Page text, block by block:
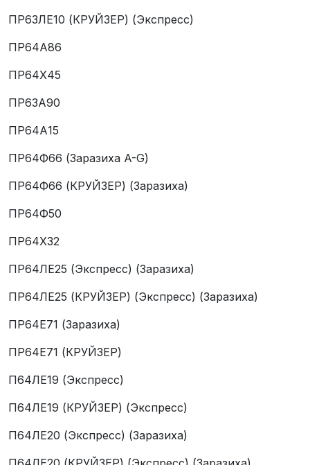
ПР63ЛЕ10 (КРУЙЗЕР) (Экспресс)
ПР64А86
ПР64Х45
ПР63А90
ПР64А15
ПР64Ф66 (Заразиха A-G)
ПР64Ф66 (КРУЙЗЕР) (Заразиха)
ПР64Ф50
ПР64Х32
ПР64ЛЕ25 (Экспресс) (Заразиха)
ПР64ЛЕ25 (КРУЙЗЕР) (Экспресс) (Заразиха)
ПР64Е71 (Заразиха)
ПР64Е71 (КРУЙЗЕР)
П64ЛЕ19 (Экспресс)
П64ЛЕ19 (КРУЙЗЕР) (Экспресс)
П64ЛЕ20 (Экспресс) (Заразиха)